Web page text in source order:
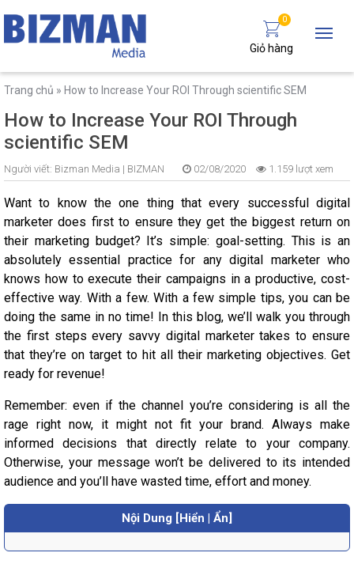
0
Giỏ hàng
Trang chủ » How to Increase Your ROI Through scientific SEM
How to Increase Your ROI Through
scientific SEM
Người viết: Bizman Media | BIZMAN 02/08/2020 1.159 lượt xem
Want to know the one thing that every successful digital
marketer does first to ensure they get the biggest return on
their marketing budget? It’s simple: goal-setting. This is an
absolutely essential practice for any digital marketer who
knows how to execute their campaigns in a productive, cost-
effective way. With a few. With a few simple tips, you can be
doing the same in no time! In this blog, we’ll walk you through
the first steps every savvy digital marketer takes to ensure
that they’re on target to hit all their marketing objectives. Get
ready for revenue!
Remember: even if the channel you’re considering is all the
rage right now, it might not fit your brand. Always make
informed decisions that directly relate to your company.
Otherwise, your message won’t be delivered to its intended
audience and you’ll have wasted time, effort and money.
Nội Dung [Hiển | Ẩn]